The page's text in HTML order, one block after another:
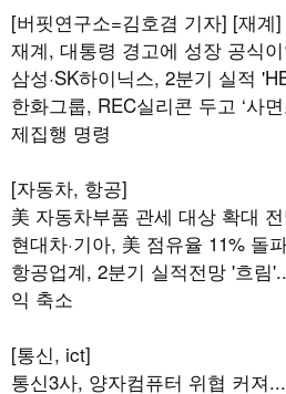
[버핏연구소=김호겸 기자] [재계]
재계, 대통령 경고에 성장 공식
삼성·SK하이닉스, 2분기 실적
한화그룹, REC실리콘 두고 ‘사
제집행 명령
[자동차, 항공]
美 자동차부품 관세 대상 확대
현대차·기아, 美 점유율 11% 돌
항공업계, 2분기 실적전망 '흐림
익 축소
[통신, ict]
통신3사, 양자컴퓨터 위협 커져